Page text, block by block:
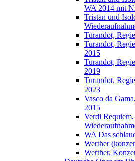
WA 2014 mit
Tristan und
Turandot,
Turandot,
2015
Turandot,
2019
Turandot,
2023
Vasco da
2015
Verdi
WA Das
Werther
Werther,